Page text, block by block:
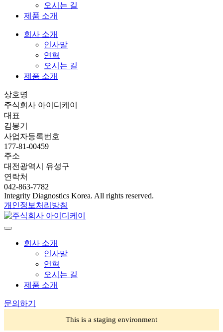
오시는 길
제품 소개
회사 소개
인사말
연혁
오시는 길
제품 소개
상호명
주식회사 아이디케이
대표
김봉기
사업자등록번호
177-81-00459
주소
대전광역시 유성구
연락처
042-863-7782
Integrity Diagnostics Korea. All rights reserved.
개인정보처리방침
회사 소개
인사말
연혁
오시는 길
제품 소개
문의하기
This is a staging environment